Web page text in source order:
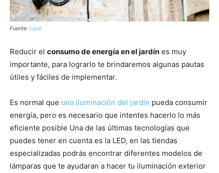
Fuente: Luce
Reducir el consumo de energía en el jardín es muy
importante, para lograrlo te brindaremos algunas pautas
útiles y fáciles de implementar.
Es normal que una iluminación del jardín pueda consumir
energía, pero es necesario que intentes hacerlo lo más
eficiente posible Una de las últimas tecnologías que
puedes tener en cuenta es la LED, en las tiendas
especializadas podrás encontrar diferentes modelos de
lámparas que te ayudaran a hacer tu iluminación exterior